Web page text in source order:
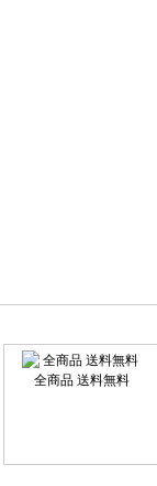
全商品 送料無料